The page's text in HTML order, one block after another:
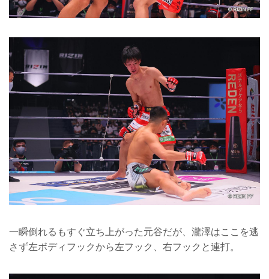
一瞬倒れるもすぐ立ち上がった元谷だが、瀧澤はここを逃
さず左ボディフックから左フック、右フックと連打。